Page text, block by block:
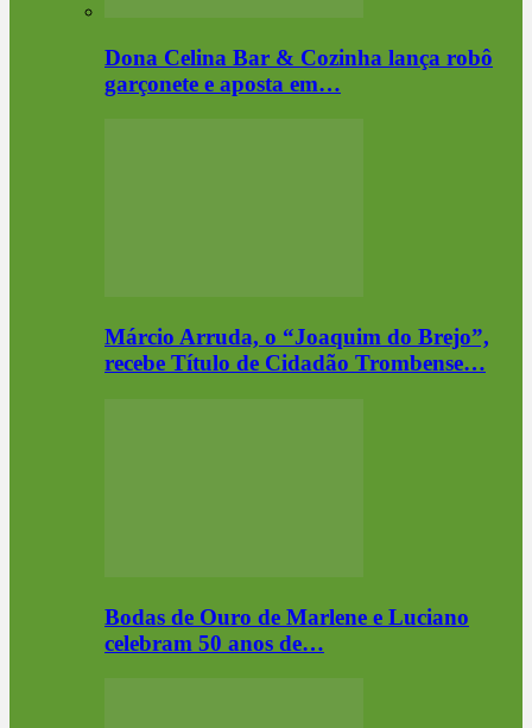
Dona Celina Bar & Cozinha lança robô
garçonete e aposta em…
Márcio Arruda, o “Joaquim do Brejo”,
recebe Título de Cidadão Trombense…
Bodas de Ouro de Marlene e Luciano
celebram 50 anos de…